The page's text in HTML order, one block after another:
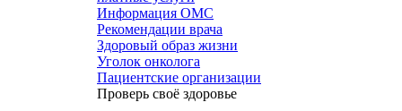
Информация ОМС
Рекомендации врача
Здоровый образ жизни
Уголок онколога
Пациентские организации
Проверь своё здоровье